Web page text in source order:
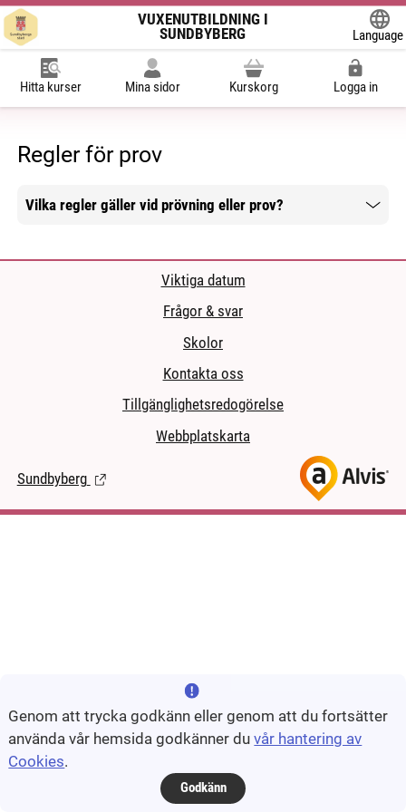
VUXENUTBILDNING I
SUNDBYBERG
Language
Hitta kurser Mina sidor Kurskorg Logga in
Regler för prov
Vilka regler gäller vid prövning eller prov?
Mer information
Viktiga datum
Frågor & svar
Skolor
Kontakta oss
Tillgänglighetsredogörelse
Webbplatskarta
Sundbyberg (Länk till extern sida.)
Genom att trycka godkänn eller genom att du fortsätter
använda vår hemsida godkänner duvår hantering av
Cookies.
Godkänn